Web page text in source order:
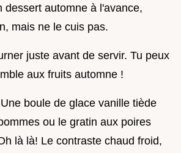
dessert automne à l'avance,
mais ne le cuis pas.
juste avant de servir. Tu peux
aux fruits automne !
boule de glace vanille tiède
ou le gratin aux poires
là là! Le contraste chaud froid,